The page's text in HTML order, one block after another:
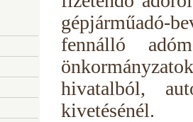
gépjárműadó-
fennálló
hivatalból,
kivetésénél.